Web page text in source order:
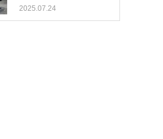
2025.07.24